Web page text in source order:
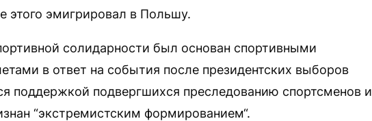
этого эмигрировал в Польшу.
солидарности был основан спортивными
в ответ на события после президентских выборов
поддержкой подвергшихся преследованию спортсменов и
“экстремистским формированием“.